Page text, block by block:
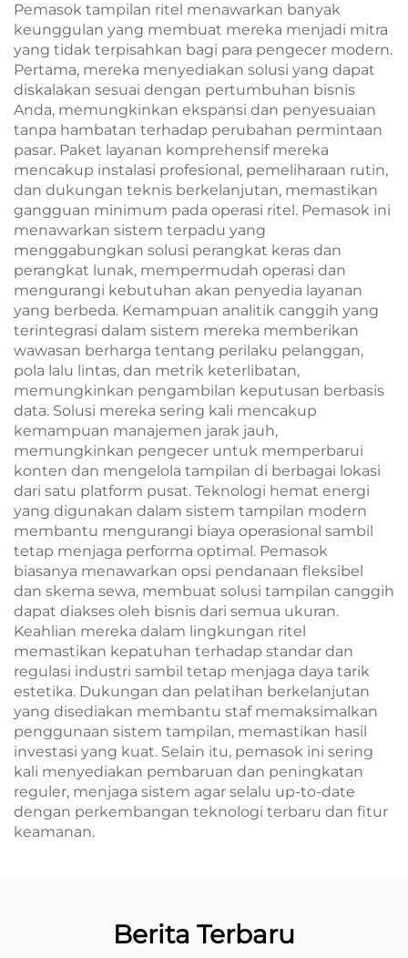
Pemasok tampilan ritel menawarkan banyak
keunggulan yang membuat mereka menjadi mitra
yang tidak terpisahkan bagi para pengecer modern.
Pertama, mereka menyediakan solusi yang dapat
diskalakan sesuai dengan pertumbuhan bisnis
Anda, memungkinkan ekspansi dan penyesuaian
tanpa hambatan terhadap perubahan permintaan
pasar. Paket layanan komprehensif mereka
mencakup instalasi profesional, pemeliharaan rutin,
dan dukungan teknis berkelanjutan, memastikan
gangguan minimum pada operasi ritel. Pemasok ini
menawarkan sistem terpadu yang
menggabungkan solusi perangkat keras dan
perangkat lunak, mempermudah operasi dan
mengurangi kebutuhan akan penyedia layanan
yang berbeda. Kemampuan analitik canggih yang
terintegrasi dalam sistem mereka memberikan
wawasan berharga tentang perilaku pelanggan,
pola lalu lintas, dan metrik keterlibatan,
memungkinkan pengambilan keputusan berbasis
data. Solusi mereka sering kali mencakup
kemampuan manajemen jarak jauh,
memungkinkan pengecer untuk memperbarui
konten dan mengelola tampilan di berbagai lokasi
dari satu platform pusat. Teknologi hemat energi
yang digunakan dalam sistem tampilan modern
membantu mengurangi biaya operasional sambil
tetap menjaga performa optimal. Pemasok
biasanya menawarkan opsi pendanaan fleksibel
dan skema sewa, membuat solusi tampilan canggih
dapat diakses oleh bisnis dari semua ukuran.
Keahlian mereka dalam lingkungan ritel
memastikan kepatuhan terhadap standar dan
regulasi industri sambil tetap menjaga daya tarik
estetika. Dukungan dan pelatihan berkelanjutan
yang disediakan membantu staf memaksimalkan
penggunaan sistem tampilan, memastikan hasil
investasi yang kuat. Selain itu, pemasok ini sering
kali menyediakan pembaruan dan peningkatan
reguler, menjaga sistem agar selalu up-to-date
dengan perkembangan teknologi terbaru dan fitur
keamanan.
Berita Terbaru